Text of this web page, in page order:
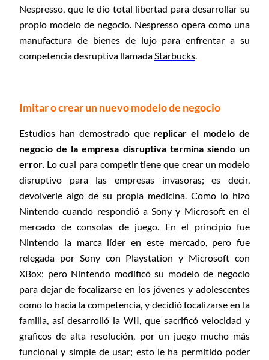
Nespresso, que le dio total libertad para desarrollar su
propio modelo de negocio. Nespresso opera como una
manufactura de bienes de lujo para enfrentar a su
competencia desruptiva llamadaStarbucks.
Imitar o crear un nuevo modelo de negocio
Estudios han demostrado que replicar el modelo de
negocio de la empresa disruptiva termina siendo un
error . Lo cual para competir tiene que crear un modelo
disruptivo para las empresas invasoras; es decir,
devolverle algo de su propia medicina. Como lo hizo
Nintendo cuando respondió a Sony y Microsoft en el
mercado de consolas de juego. En el principio fue
Nintendo la marca líder en este mercado, pero fue
relegada por Sony con Playstation y Microsoft con
XBox; pero Nintendo modificó su modelo de negocio
para dejar de focalizarse en los jóvenes y adolescentes
como lo hacía la competencia, y decidió focalizarse en la
familia, así desarrolló la WII, que sacrificó velocidad y
graficos de alta resolución, por un juego mucho más
funcional y simple de usar; esto le ha permitido poder